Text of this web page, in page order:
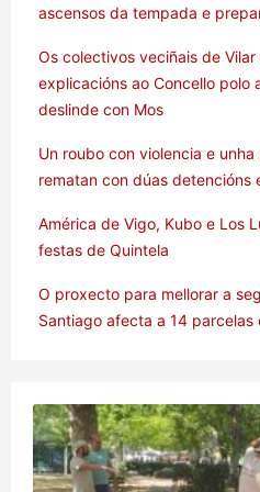
ascensos da tempada e
Os colectivos veciñais de
explicacións ao Concello polo
deslinde con Mos
Un roubo con violencia e
rematan con dúas detencións
América de Vigo, Kubo e Los
festas de Quintela
O proxecto para mellorar a
Santiago afecta a 14 parcelas